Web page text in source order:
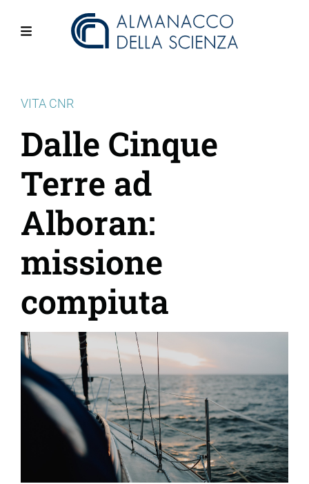
VITA CNR
Dalle Cinque
Terre ad
Alboran:
missione
compiuta